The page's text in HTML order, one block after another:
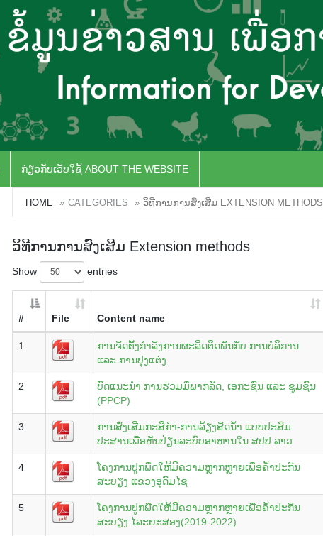
ກ່ຽວກັບເວັບໃຊ້ ABOUT THE WEBSITE
HOME CATEGORIES ວິທີການການສົ່ງເສີມ EXTENSION METHODS
ວິທີການການສົ່ງເສີມ Extension methods
Show entries
# File Content name
1
ການຈັດຕັັ້ງກໍາລັງການຜະລິດຕິດພັນກັບ ການບໍລິການ
ແລະ ການປຸງແຕ່ງ
2
ບົດແນະນໍາ ການຮ່ວມມືພາກລັດ, ເອກະຊົນ ແລະ ຊຸມຊົນ
(PPCP)
3
ການສົ່ງເສີມກະສິກໍາ-ການລ້ຽງສັດນໍໍ້າ ແບບປະສົມ
ປະສານເພື່ອຫັນປ່ຽນລະບົບອາຫານໃນ ສປປ ລາວ
4
ໂຄງການປູກພືດໃຫ້ມີຄວາມຫຼາກຫຼາຍເພື່ອຄ້ຳປະກັນ
ສະບຽງ ແຂວງອຸດົມໄຊ
5
ໂຄງການປູກພືດໃຫ້ມີຄວາມຫຼາກຫຼາຍເພື່ອຄ້ຳປະກັນ
ສະບຽງ ໄລະຍະສອງ(2019-2022)